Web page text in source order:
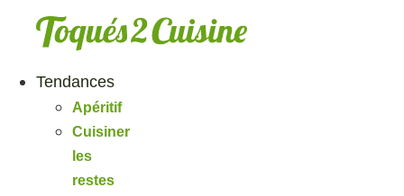
Tendances
Apéritif
Cuisiner
les
restes